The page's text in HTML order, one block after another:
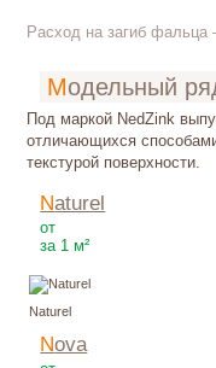
Расход на загиб
Модельный
Под маркой NedZink
отличающихся
текстурой поверхности.
Naturel
от
за 1 м²
Naturel
Nova